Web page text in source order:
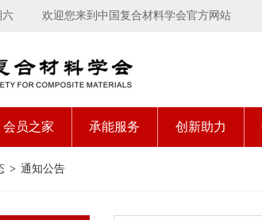
六 欢迎您来到中国复合材料学会官方网站
会员之家 承能服务 创新助力
> 通知公告